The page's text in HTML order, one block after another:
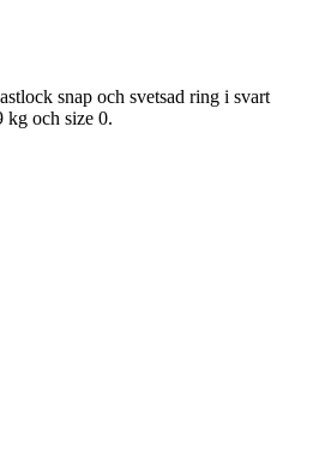
snap och svetsad ring i svart
och size 0.